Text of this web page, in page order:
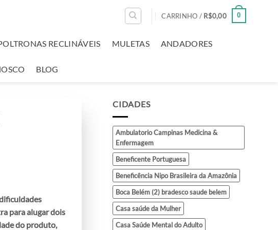
CARRINHO / R$0,00 0
RECLINÁVEIS MULETAS ANDADORES
BLOG
para alugar dois
do produto,
CIDADES
Ambulatorio Campinas Medicina &
Enfermagem
Beneficente Portuguesa
Beneficência Nipo Brasileira da Amazônia
Boca Belém (2) bradesco saude belem
Casa saúde da Mulher
Casa Saúde Mental do Adulto